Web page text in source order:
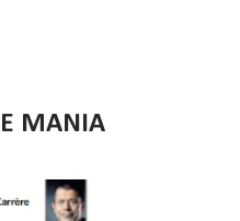
MANIA